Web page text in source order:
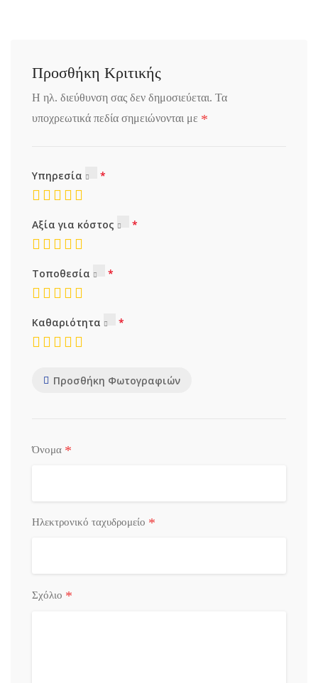
Προσθήκη Κριτικής
Η ηλ. διεύθυνση σας δεν δημοσιεύεται. Τα
υποχρεωτικά πεδία σημειώνονται με *
Υπηρεσία
Αξία για κόστος
Τοποθεσία
Καθαριότητα
Προσθήκη Φωτογραφιών
Όνομα *
Ηλεκτρονικό ταχυδρομείο *
Σχόλιο *